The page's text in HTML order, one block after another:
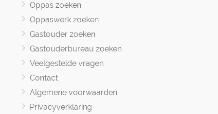
Oppas zoeken
Oppaswerk zoeken
Gastouder zoeken
Gastouderbureau zoeken
Veelgestelde vragen
Contact
Algemene voorwaarden
Privacyverklaring